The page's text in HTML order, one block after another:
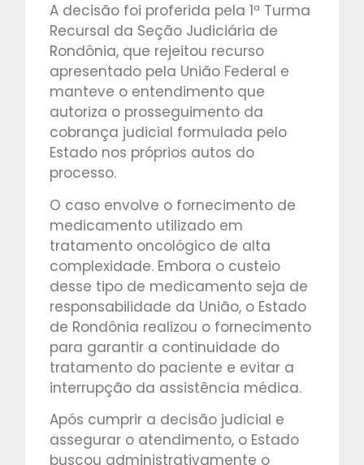
A decisão foi proferida pela 1ª Turma
Recursal da Seção Judiciária de
Rondônia, que rejeitou recurso
apresentado pela União Federal e
manteve o entendimento que
autoriza o prosseguimento da
cobrança judicial formulada pelo
Estado nos próprios autos do
processo.
O caso envolve o fornecimento de
medicamento utilizado em
tratamento oncológico de alta
complexidade. Embora o custeio
desse tipo de medicamento seja de
responsabilidade da União, o Estado
de Rondônia realizou o fornecimento
para garantir a continuidade do
tratamento do paciente e evitar a
interrupção da assistência médica.
Após cumprir a decisão judicial e
assegurar o atendimento, o Estado
buscou administrativamente o